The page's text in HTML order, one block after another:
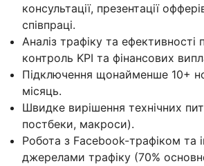
консультації, презентації
співпраці.
Аналіз трафіку та ефективності
контроль KPI та фінансових
Підключення щонайменше 10+
місяць.
Швидке вирішення технічних
постбеки, макроси).
Робота з Facebook-трафіком та
джерелами трафіку (70%